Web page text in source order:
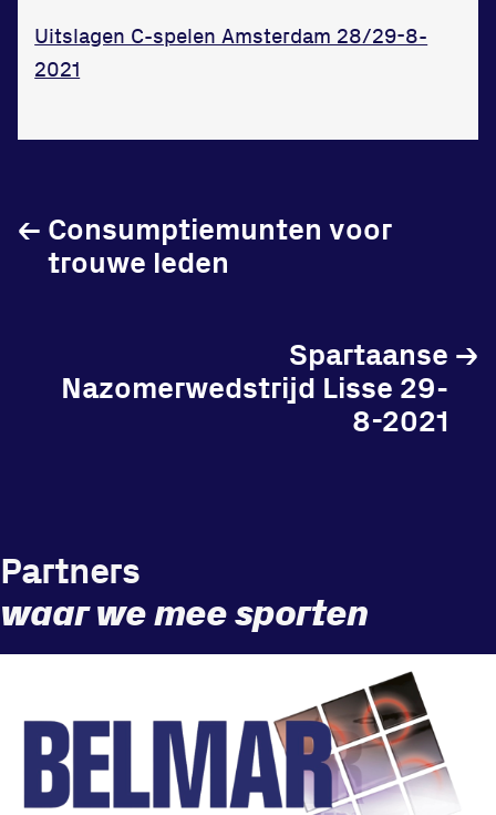
Uitslagen C-spelen Amsterdam 28/29-8-
2021
Consumptiemunten voor
trouwe leden
←
Spartaanse
Nazomerwedstrijd Lisse 29-
8-2021
→
Partners
waar we mee sporten